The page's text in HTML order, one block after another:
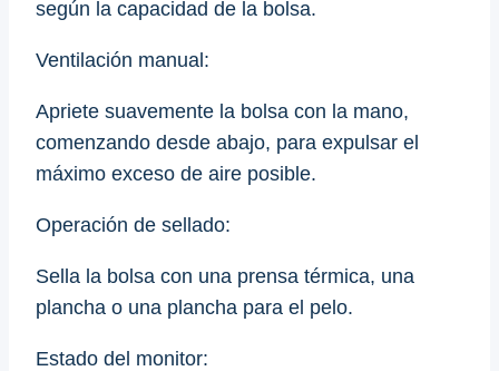
según la capacidad de la bolsa.
Ventilación manual:
Apriete suavemente la bolsa con la mano,
comenzando desde abajo, para expulsar el
máximo exceso de aire posible.
Operación de sellado:
Sella la bolsa con una prensa térmica, una
plancha o una plancha para el pelo.
Estado del monitor: